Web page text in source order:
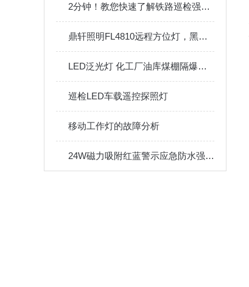
2分钟！教您快速了解铁路巡检强光手电筒
鼎轩照明FL4810远程方位灯，黑夜中的明亮守护者！
LED泛光灯 化工厂油库煤棚隔爆投光灯模组灯200w400w
巡检LED车载遥控探照灯
移动工作灯的故障分析
24W磁力吸附红蓝警示应急防水强光手提探照灯